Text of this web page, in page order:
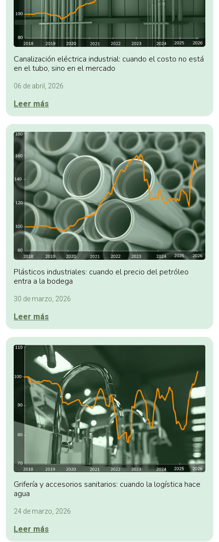
Canalización eléctrica industrial: cuando el costo no está
en el tubo, sino en el mercado
06 de abril, 2026
Leer más
Plásticos industriales: cuando el precio del petróleo
entra a la bodega
30 de marzo, 2026
Leer más
Grifería y accesorios sanitarios: cuando la logística hace
agua
24 de marzo, 2026
Leer más